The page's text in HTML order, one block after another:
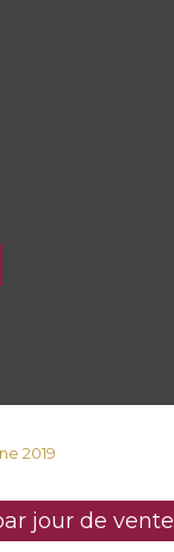
2019
jour de vente